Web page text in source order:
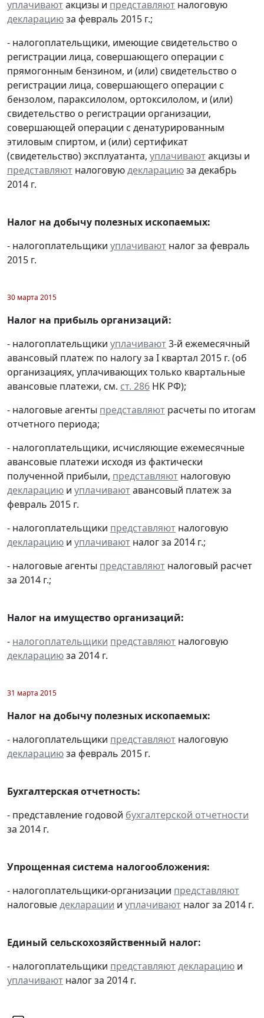
уплачиваютакцизы и представляют налоговую
декларациюза февраль 2015 г.;
- налогоплательщики, имеющие свидетельство о
регистрации лица, совершающего операции с
прямогонным бензином, и (или) свидетельство о
регистрации лица, совершающего операции с
бензолом, параксилолом, ортоксилолом, и (или)
свидетельство о регистрации организации,
совершающей операции с денатурированным
этиловым спиртом, и (или) сертификат
(свидетельство) эксплуатанта, уплачиваютакцизы и
представляют налоговуюдекларациюза декабрь
2014 г.
Налог на добычу полезных ископаемых:
- налогоплательщики уплачивают налог за февраль
2015 г.
30 марта 2015
Налог на прибыль организаций:
- налогоплательщики уплачивают3-й ежемесячный
авансовый платеж по налогу за I квартал 2015 г. (об
организациях, уплачивающих только квартальные
авансовые платежи, см. ст. 286 НК РФ);
- налоговые агенты представляют расчеты по итогам
отчетного периода;
- налогоплательщики, исчисляющие ежемесячные
авансовые платежи исходя из фактически
полученной прибыли, представляют налоговую
декларацию и уплачиваютавансовый платеж за
февраль 2015 г.
- налогоплательщики представляют налоговую
декларацию и уплачивают налог за 2014 г.;
- налоговые агенты представляют налоговый расчет
за 2014 г.;
Налог на имущество организаций:
- налогоплательщики представляют налоговую
декларациюза 2014 г.
31 марта 2015
Налог на добычу полезных ископаемых:
- налогоплательщики представляют налоговую
декларациюза февраль 2015 г.
Бухгалтерская отчетность:
- представление годовой бухгалтерской отчетности
за 2014 г.
Упрощенная система налогообложения:
- налогоплательщики-организации представляют
налоговыедекларации и уплачивают налог за 2014 г.
Единый сельскохозяйственный налог:
- налогоплательщики представляютдекларацию и
уплачивают налог за 2014 г.